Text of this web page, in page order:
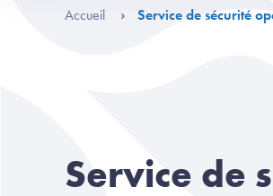
Accueil Service de sécurité
Service de